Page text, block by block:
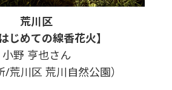
荒川区
じめての線香花火】
小野 亨也さん
/荒川区 荒川自然公園）